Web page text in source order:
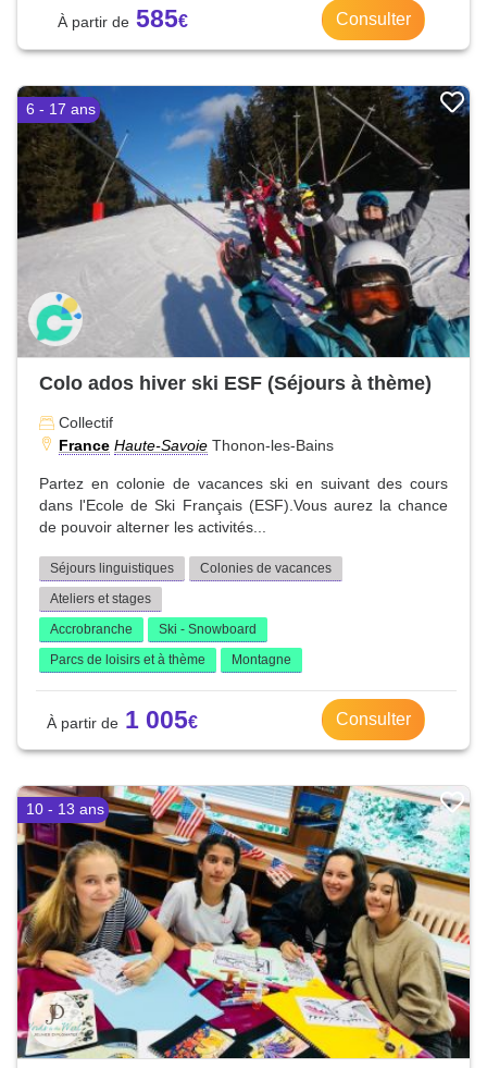
585 Consulter
6 - 17 ans
Colo ados hiver ski ESF (Séjours à thème)
Collectif
France Haute-Savoie Thonon-les-Bains
Partez en colonie de vacances ski en suivant des cours
dans l'Ecole de Ski Français (ESF).Vous aurez la chance
de pouvoir alterner les activités...
Séjours linguistiques
Colonies de vacances
Ateliers et stages
Accrobranche
Ski - Snowboard
Parcs de loisirs et à thème
Montagne
1 005 Consulter
10 - 13 ans